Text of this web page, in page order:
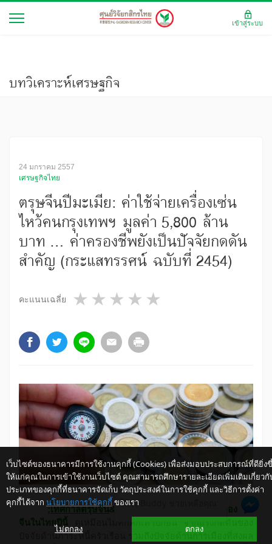
บทวิเคราะห์เศรษฐกิจ
24 มกราคม 2557
เศรษฐกิจไทย
ตรุษจีนปีมะเมีย: ค่าใช้จ่ายเครื่องเซ่น
ไหว้คนกรุงเทพฯ มูลค่า 5,800 ล้าน
บาท ... ค่าครองชีพยังเป็นปัจจัยกดดัน
สำคัญ (กระแสทรรศน์ ฉบับที่ 2454)
คะแนนเฉลี่ย 4 stars
3 stars
2 stars
1 star
;เทศกาลตรุษจีน&rdquo; หรือเทศกาลปีใหม่ของชาว
จีนในไทยปีนี้
ปัจจัยด้านภาระหนี้ครัวเรือน รวมถึงปัจจัยด้านการเมืองที่ส่งผล
เว็บไซต์ของธนาคารมีการใช้งานคุกกี้ (Cookies) เพื่อส่งมอบประสบการณ์ที่ดียิ่ง
ให้แก่คุณในการเข้าใช้งานเว็บไซต์ คุณสามารถศึกษารายละเอียดเพิ่มเติมเกี่ยวกั
ประเภทของคุกกี้ที่ธนาคารจัดเก็บ วัตถุประสงค์ในการใช้คุกกี้ และวิธีการตั้งค่า
คุกกี้ได้จาก นโยบายการใช้คุกกี้ ของเรา
ไม่ตกลง ตกลง
เข้าสู่ระบบ
ให้ K-Buddy ช่วยเหลือคุณ